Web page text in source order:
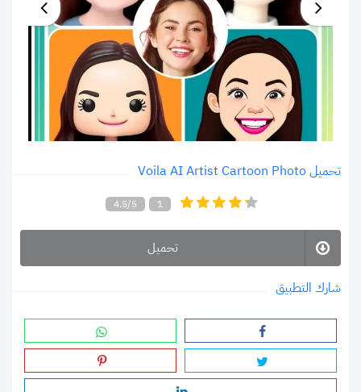
تحميل Voila AI Artist Cartoon Photo
4.5/5 1
تحميل
شارك التطبيق